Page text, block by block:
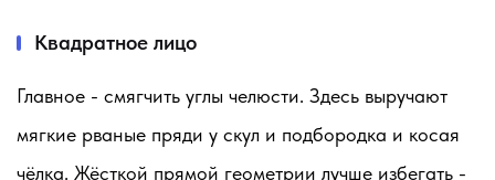
Квадратное лицо
Главное - смягчить углы челюсти. Здесь выручают
мягкие рваные пряди у скул и подбородка и косая
чёлка. Жёсткой прямой геометрии лучше избегать -